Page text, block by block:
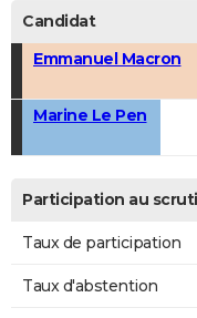
Bricolage
Culture
Television
Voyage
Candidat
Emmanuel Macron
Marine Le Pen
Participation au
Taux de participation
Taux d'abstention